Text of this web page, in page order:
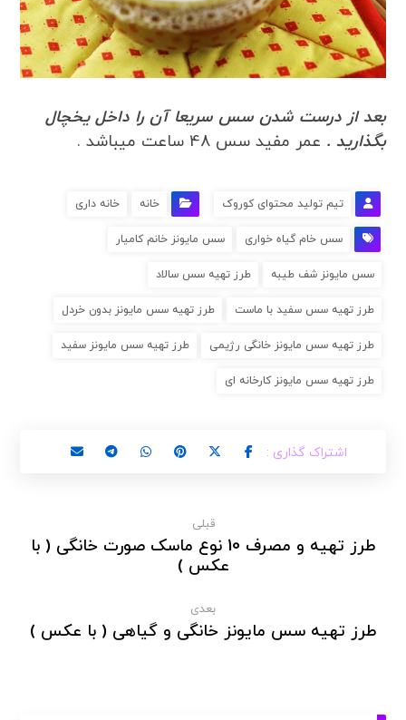
بعد از درست شدن سس سریعا آن را داخل یخچال
بگذارید . عمر مفید سس 48 ساعت میباشد .
تیم تولید محتوای کوروک خانه خانه داری
سس خام گیاه خواری سس مایونز خانم کامیار
سس مایونز شف طیبه طرز تهیه سس سالاد
طرز تهیه سس سفید با ماست طرز تهیه سس مایونز بدون خردل
طرز تهیه سس مایونز خانگی رژیمی طرز تهیه سس مایونز سفید
طرز تهیه سس مایونز کارخانه ای
قبلی
طرز تهیه و مصرف 10 نوع ماسک صورت خانگی ( با
عکس )
بعدی
طرز تهیه سس مایونز خانگی و گیاهی ( با عکس )